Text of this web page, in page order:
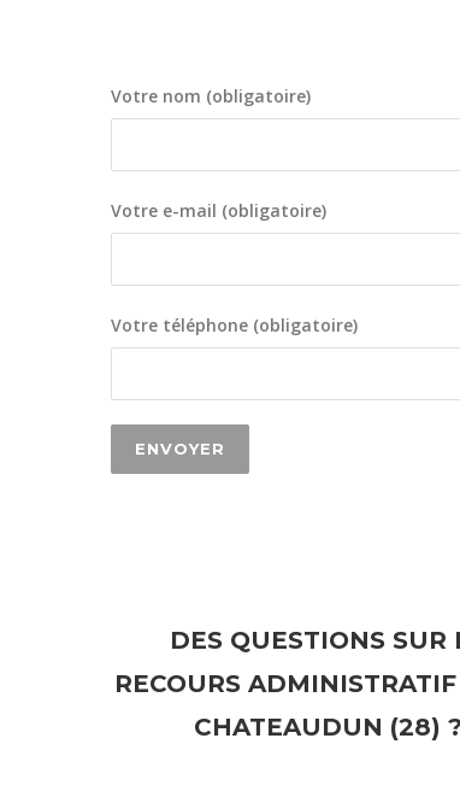
Votre nom (obligatoire)
Votre e-mail (obligatoire)
Votre téléphone (obligatoire)
DES QUESTIONS SUR
RECOURS
CHATEAUDUN (28) ?